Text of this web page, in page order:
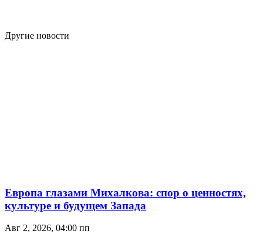
Другие новости
Европа глазами Михалкова: спор о ценностях,
культуре и будущем Запада
Авг 2, 2026, 04:00 пп